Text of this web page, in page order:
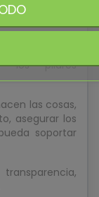
soportar